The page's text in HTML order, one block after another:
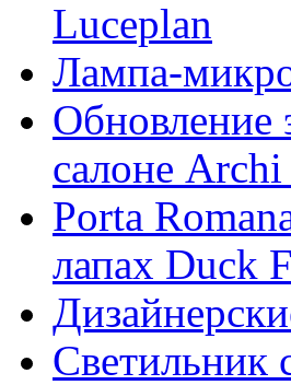
Luceplan
Лампа-
Обновление
салоне
Porta
лапах Duck
Светильник